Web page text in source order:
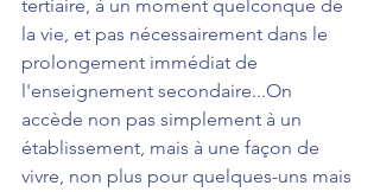
tertiaire, à un moment quelconque de
la vie, et pas nécessairement dans le
prolongement immédiat de
l'enseignement secondaire...On
accède non pas simplement à un
établissement, mais à une façon de
vivre, non plus pour quelques-uns mais